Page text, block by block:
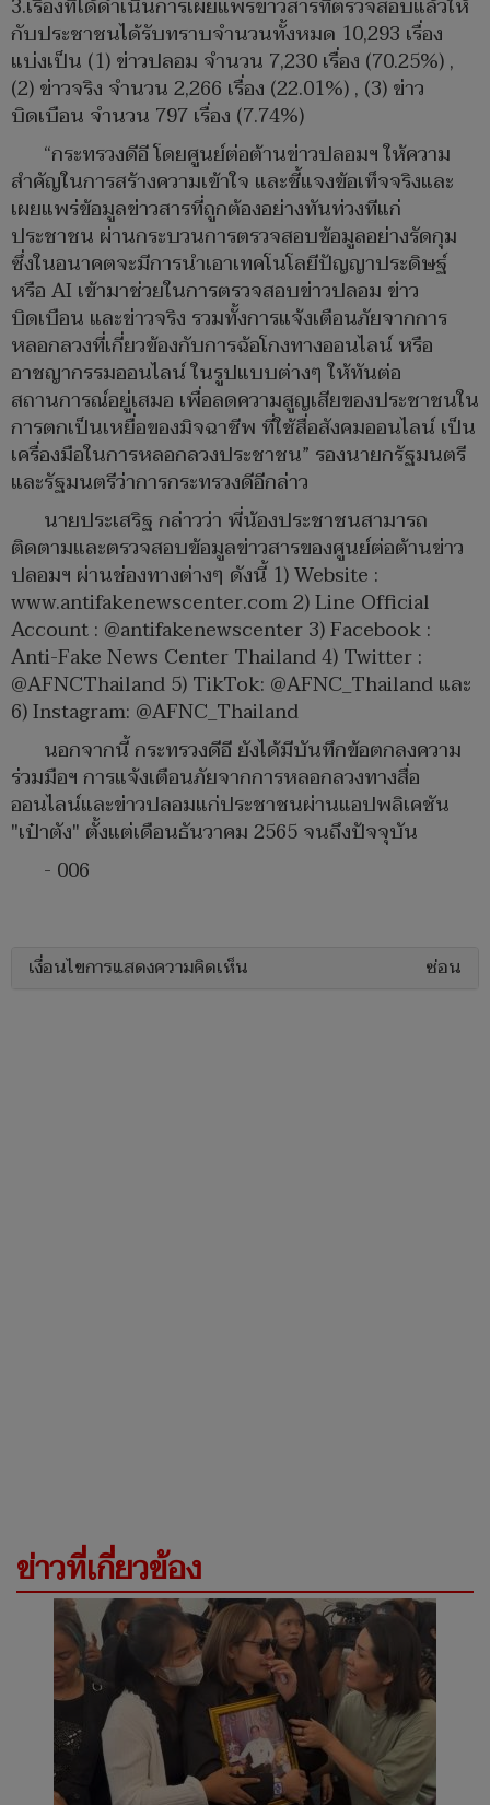
3.เรื่องที่ได้ดำเนินการเผยแพร่ข่าวสารที่ตรวจสอบแล้วให้
กับประชาชนได้รับทราบจำนวนทั้งหมด 10,293 เรื่อง
แบ่งเป็น (1) ข่าวปลอม จำนวน 7,230 เรื่อง (70.25%) ,
(2) ข่าวจริง จำนวน 2,266 เรื่อง (22.01%) , (3) ข่าว
บิดเบือน จำนวน 797 เรื่อง (7.74%)
“กระทรวงดีอี โดยศูนย์ต่อต้านข่าวปลอมฯ ให้ความ
สำคัญในการสร้างความเข้าใจ และชี้แจงข้อเท็จจริงและ
เผยแพร่ข้อมูลข่าวสารที่ถูกต้องอย่างทันท่วงทีแก่
ประชาชน ผ่านกระบวนการตรวจสอบข้อมูลอย่างรัดกุม
ซึ่งในอนาคตจะมีการนำเอาเทคโนโลยีปัญญาประดิษฐ์
หรือ AI เข้ามาช่วยในการตรวจสอบข่าวปลอม ข่าว
บิดเบือน และข่าวจริง รวมทั้งการแจ้งเตือนภัยจากการ
หลอกลวงที่เกี่ยวข้องกับการฉ้อโกงทางออนไลน์ หรือ
อาชญากรรมออนไลน์ ในรูปแบบต่างๆ ให้ทันต่อ
สถานการณ์อยู่เสมอ เพื่อลดความสูญเสียของประชาชนใน
การตกเป็นเหยื่อของมิจฉาชีพ ที่ใช้สื่อสังคมออนไลน์ เป็น
เครื่องมือในการหลอกลวงประชาชน” รองนายกรัฐมนตรี
และรัฐมนตรีว่าการกระทรวงดีอีกล่าว
นายประเสริฐ กล่าวว่า พี่น้องประชาชนสามารถ
ติดตามและตรวจสอบข้อมูลข่าวสารของศูนย์ต่อต้านข่าว
ปลอมฯ ผ่านช่องทางต่างๆ ดังนี้ 1) Website :
www.antifakenewscenter.com 2) Line Official
Account : @antifakenewscenter 3) Facebook :
Anti-Fake News Center Thailand 4) Twitter :
@AFNCThailand 5) TikTok: @AFNC_Thailand และ
6) Instagram: @AFNC_Thailand
นอกจากนี้ กระทรวงดีอี ยังได้มีบันทึกข้อตกลงความ
ร่วมมือฯ การแจ้งเตือนภัยจากการหลอกลวงทางสื่อ
ออนไลน์และข่าวปลอมแก่ประชาชนผ่านแอปพลิเคชัน
"เป๋าตัง" ตั้งแต่เดือนธันวาคม 2565 จนถึงปัจจุบัน
- 006
เงื่อนไขการแสดงความคิดเห็น ซ่อน
ข่าวที่เกี่ยวข้อง